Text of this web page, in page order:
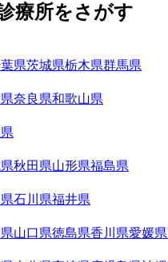
療所をさがす
県茨城県栃木県群馬県
奈良県和歌山県
秋田県山形県福島県
石川県福井県
山口県徳島県香川県愛媛県